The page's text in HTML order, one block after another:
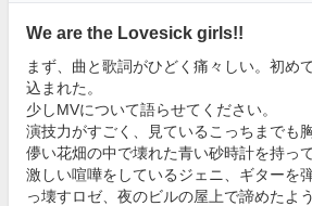
We are the Lovesick girls!!
まず、曲と歌詞がひどく痛々しい。初め
込まれた。
少しMVについて語らせてください。
演技力がすごく、見ているこっちまでも
儚い花畑の中で壊れた青い砂時計を持っ
激しい喧嘩をしているジェニ、ギターを
っ壊すロゼ、夜のビルの屋上で諦めたよ